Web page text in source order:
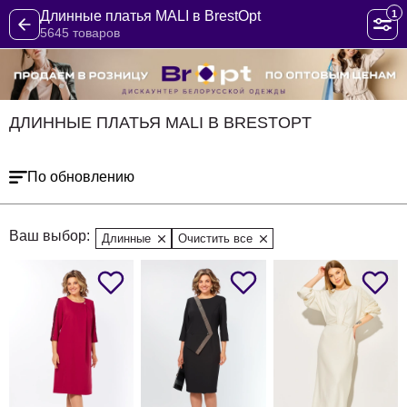
Длинные платья MALI в BrestOpt
5645 товаров
1
ДЛИННЫЕ ПЛАТЬЯ MALI В BRESTOPT
По обновлению
Ваш выбор: Длинные Очистить все